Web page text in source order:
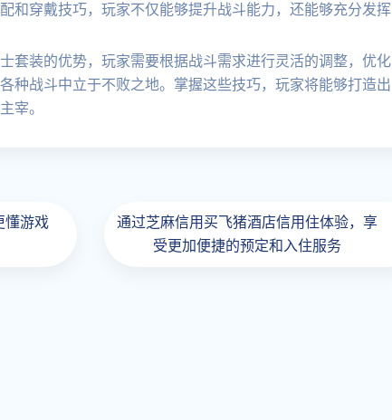
和穿戴技巧，玩家不仅能够提升战斗能力，还能够充分发挥
套装的优势，玩家需要根据战斗需求进行灵活的调整，优化
种战斗中立于不败之地。掌握这些技巧，玩家将能够打造出
宰。
懂游戏
通过芝麻信用买飞猪酒店信用住体验，享
受更加便捷的预定和入住服务